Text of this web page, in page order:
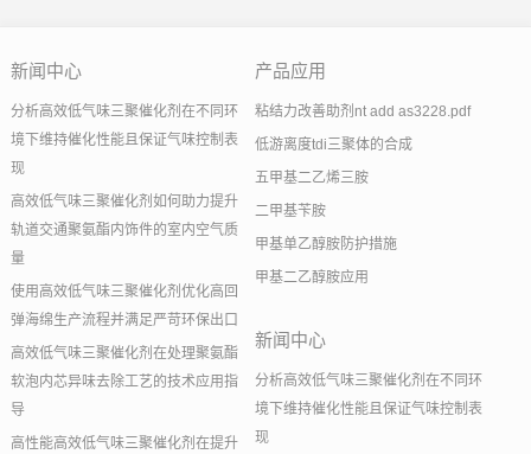
新闻中心
分析高效低气味三聚催化剂在不同环
境下维持催化性能且保证气味控制表
现
高效低气味三聚催化剂如何助力提升
轨道交通聚氨酯内饰件的室内空气质
量
使用高效低气味三聚催化剂优化高回
弹海绵生产流程并满足严苛环保出口
高效低气味三聚催化剂在处理聚氨酯
软泡内芯异味去除工艺的技术应用指
导
高性能高效低气味三聚催化剂在提升
产品应用
粘结力改善助剂nt add as3228.pdf
低游离度tdi三聚体的合成
五甲基二乙烯三胺
二甲基苄胺
甲基单乙醇胺防护措施
甲基二乙醇胺应用
新闻中心
分析高效低气味三聚催化剂在不同环
境下维持催化性能且保证气味控制表
现